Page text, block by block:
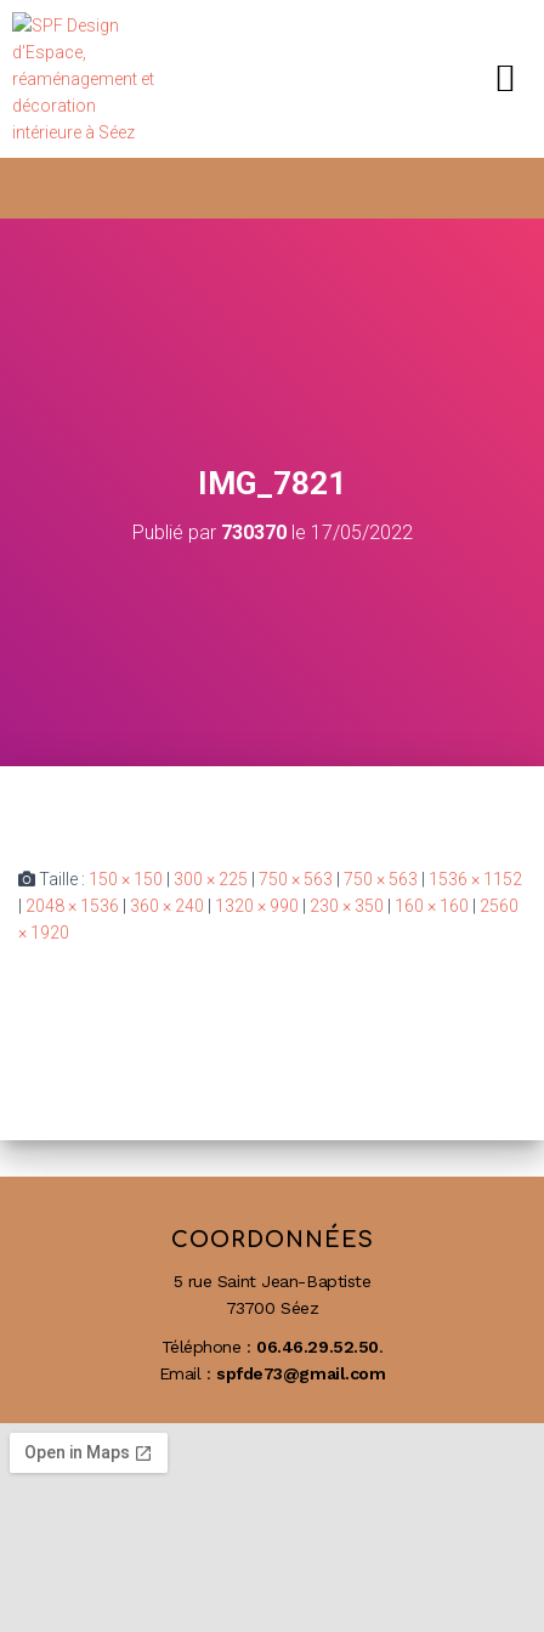
IMG_7821
Publié par 730370le 17/05/2022
Taille : 150 × 150 300 × 225 750 × 563 750 × 563
1536 × 1152
2048 × 1536 360 × 240 1320 × 990 230 × 350 160 × 160
2560
× 1920
COORDONNÉES
5 rue Saint Jean-Baptiste
73700 Séez
Téléphone : 06.46.29.52.50.
Email : spfde73@gmail.com